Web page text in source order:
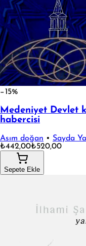
−15%
Medeniyet Devlet
habercisi
Asım doğan • Sayda
₺442,00₺520,00
Sepete Ekle